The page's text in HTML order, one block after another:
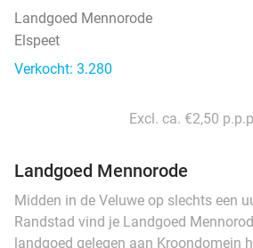
Landgoed Mennorode
Elspeet
Verkocht: 3.280
Excl. ca. €2,50
Landgoed Mennorode
Midden in de Veluwe op slechts een
Randstad vind je Landgoed
landgoed gelegen aan Kroondomein